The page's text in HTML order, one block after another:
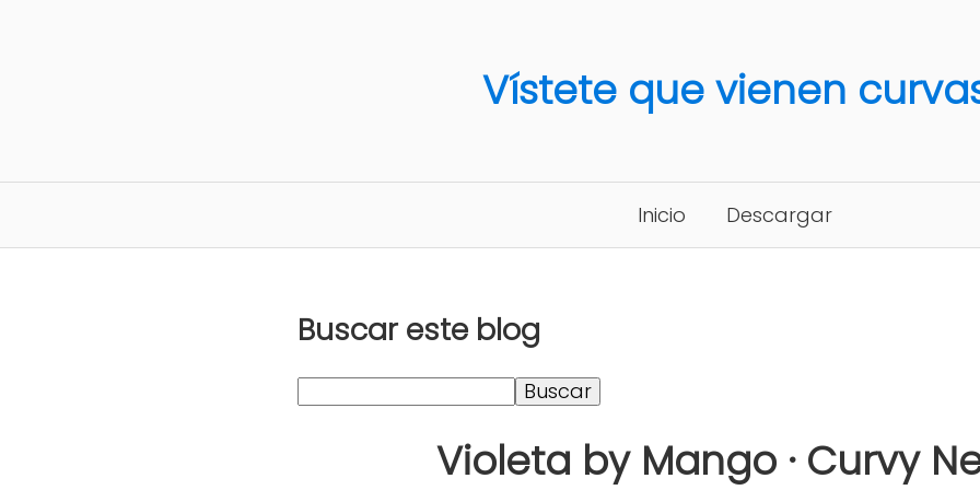
Vístete que vienen
Inicio Descargar
Buscar este blog
Violeta by Mango · Curvy